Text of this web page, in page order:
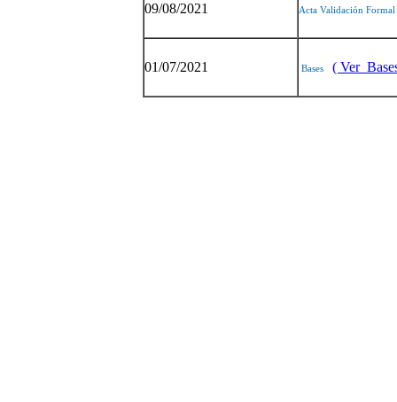
09/08/2021 Acta Validación
01/07/2021 Bases ( Ver